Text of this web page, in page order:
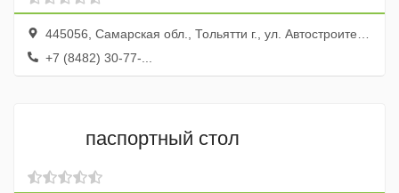
445056, Самарская обл., Тольятти г., ул. Автостроителей, 57
+7 (8482) 30-77-...
паспортный стол